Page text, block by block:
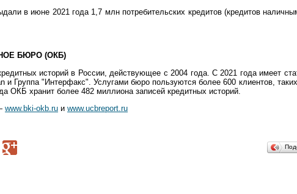
в июне 2021 года 1,7 млн потребительских кредитов (кредитов
БЮРО (ОКБ)
историй в России, действующее с 2004 года. С 2021 года имеет
и Группа "Интерфакс". Услугами бюро пользуются более 600 клиентов,
ОКБ хранит более 482 миллиона записей кредитных историй.
www.bki-okb.ru и www.ucbreport.ru